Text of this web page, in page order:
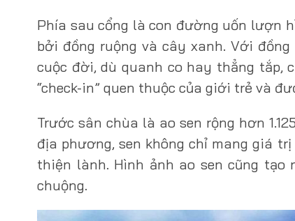
Phía sau cổng là con đường uốn lượn
bởi đồng ruộng và cây xanh. Với
cuộc đời, dù quanh co hay thẳng tắp,
“check-in” quen thuộc của giới trẻ và
Trước sân chùa là ao sen rộng hơn
địa phương, sen không chỉ mang giá
thiện lành. Hình ảnh ao sen cũng
chuộng.